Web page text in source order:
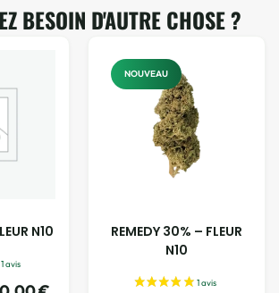
BESOIN D'AUTRE CHOSE ?
N10
NOUVEAU
REMEDY 30% – FLEUR
N10